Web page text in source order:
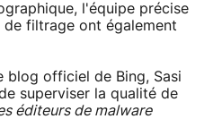
l'équipe précise
filtrage ont également
blog officiel de Bing, Sasi
superviser la qualité de
éditeurs de malware